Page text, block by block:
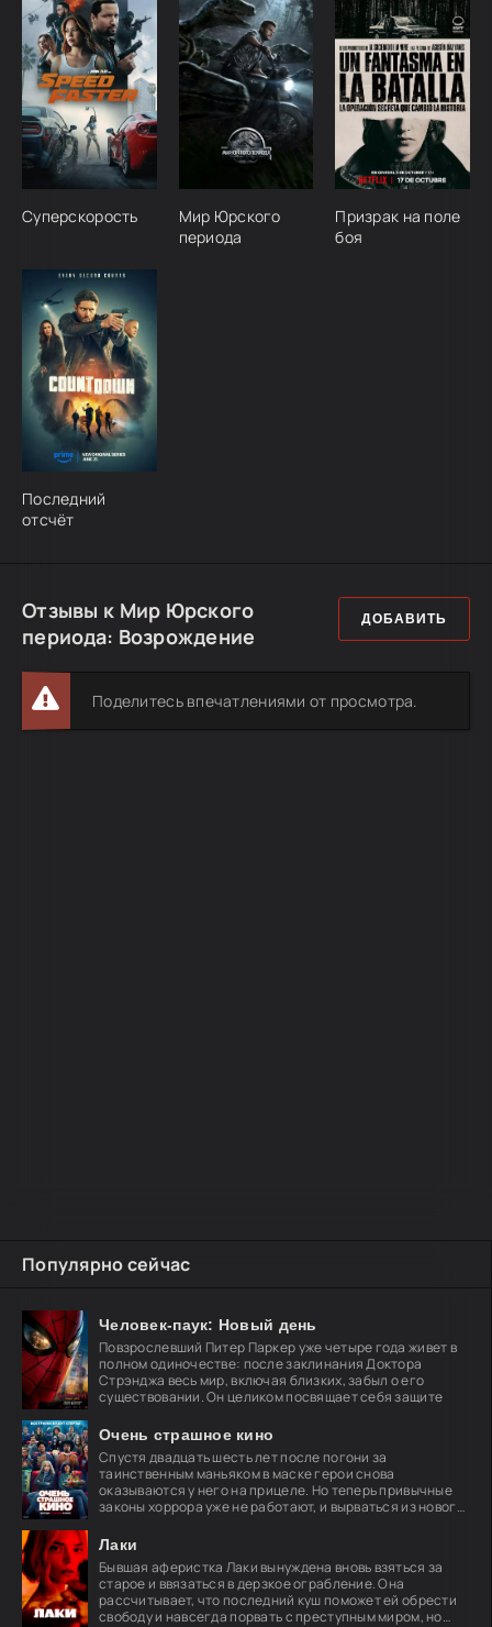
Популярно сейчас
Человек-паук: Новый день
Повзрослевший Питер Паркер уже четыре года живет в
полном одиночестве: после заклинания Доктора
Стрэнджа весь мир, включая близких, забыл о его
существовании. Он целиком посвящает себя защите
Очень страшное кино
Спустя двадцать шесть лет после погони за
таинственным маньяком в маске герои снова
оказываются у него на прицеле. Но теперь привычные
законы хоррора уже не работают, и вырваться из нового
Лаки
Бывшая аферистка Лаки вынуждена вновь взяться за
старое и ввязаться в дерзкое ограбление. Она
рассчитывает, что последний куш поможет ей обрести
свободу и навсегда порвать с преступным миром, но
Суперскорость
Мир Юрского
периода
Призрак на поле
боя
Последний
отсчёт
Отзывы к Мир Юрского
периода: Возрождение
ДОБАВИТЬ
Поделитесь впечатлениями от просмотра.